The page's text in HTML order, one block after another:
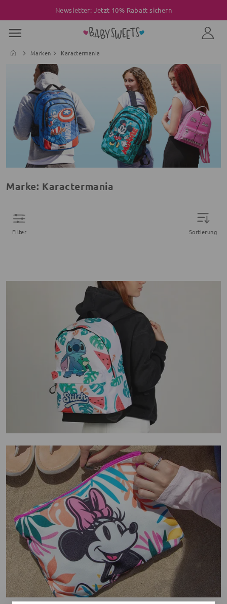
Newsletter: Jetzt 10% Rabatt sichern
Marken Karactermania
Marke: Karactermania
Filter Sortierung